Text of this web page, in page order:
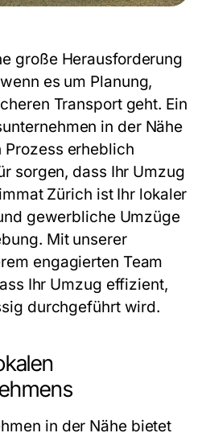
große Herausforderung
es um Planung,
Transport geht. Ein
in der Nähe
Prozess erheblich
sorgen, dass Ihr Umzug
Zürich ist Ihr lokaler
gewerbliche Umzüge
Mit unserer
engagierten Team
Ihr Umzug effizient,
durchgeführt wird.
in der Nähebietet